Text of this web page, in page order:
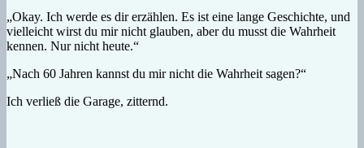
„Okay. Ich werde es dir erzählen. Es ist eine lange Geschichte, und
vielleicht wirst du mir nicht glauben, aber du musst die Wahrheit
kennen. Nur nicht heute.“
„Nach 60 Jahren kannst du mir nicht die Wahrheit sagen?“
Ich verließ die Garage, zitternd.